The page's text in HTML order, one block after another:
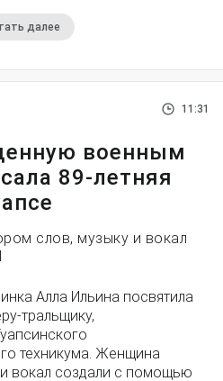
далее
11:31
военным
89-летняя
слов, музыку и вокал
Алла Ильина посвятила
тральщику,
техникума. Женщина
вокал создали с помощью